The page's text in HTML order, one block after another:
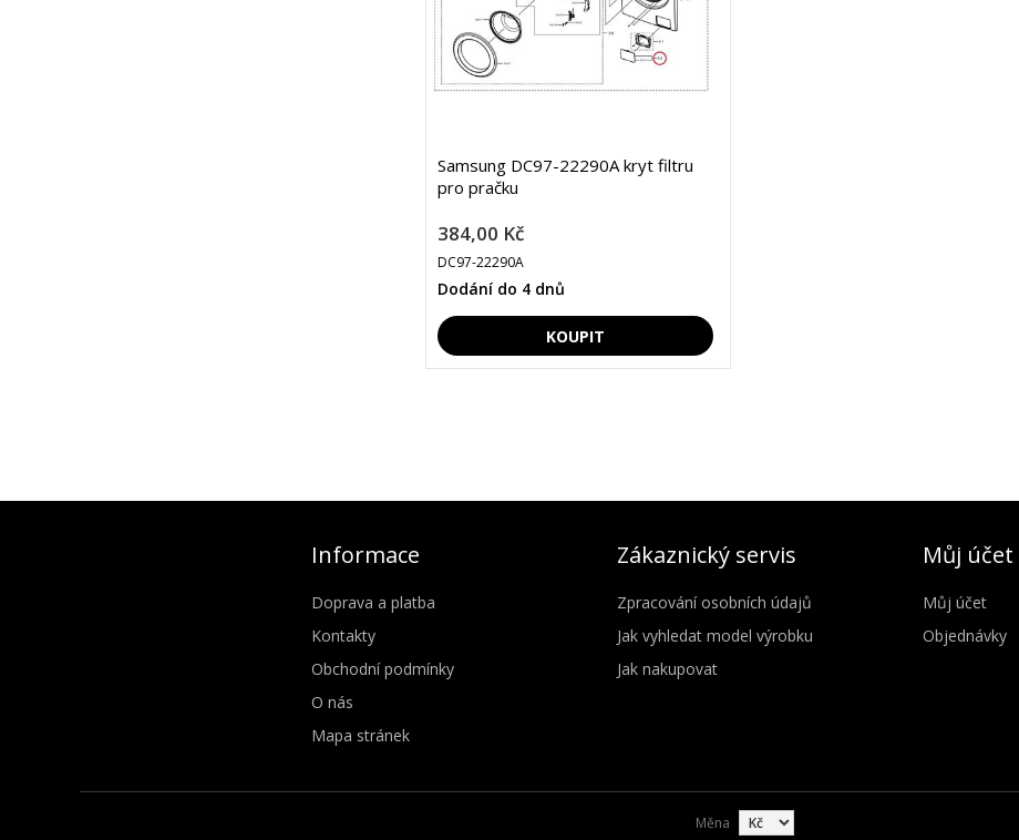
Samsung DC97-22290A kryt filtru
pro pračku
384,00 Kč
DC97-22290A
Dodání do 4 dnů
Informace
Doprava a platba
Kontakty
Obchodní podmínky
O nás
Mapa stránek
Zákaznický servis
Zpracování osobních údajů
Jak vyhledat model výrobku
Jak nakupovat
Můj účet
Můj účet
Objednávky
Měna